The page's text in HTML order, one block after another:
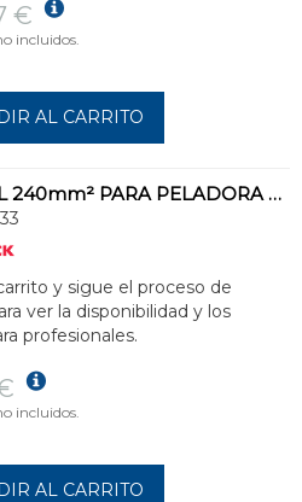
€
incluidos.
AL CARRITO
CABEZAL 240mm² PARA PELADORA BAJA TENSIÓN
y sigue el proceso de
ver la disponibilidad y los
profesionales.
incluidos.
AL CARRITO